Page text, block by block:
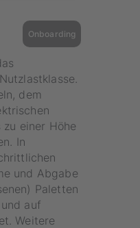
Onboarding
dem
zu einer Höhe
In
und Abgabe
Paletten
auf
Weitere